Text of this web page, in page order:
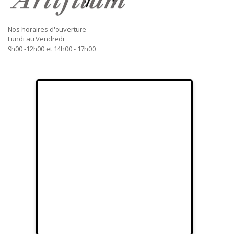
Nos horaires d'ouverture
Lundi au Vendredi
9h00 -12h00 et 14h00 - 17h00